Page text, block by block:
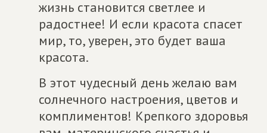
жизнь становится светлее и
радостнее! И если красота спасет
мир, то, уверен, это будет ваша
красота.
В этот чудесный день желаю вам
солнечного настроения, цветов и
комплиментов! Крепкого здоровья